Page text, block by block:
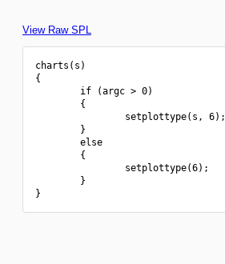
View Raw SPL
charts(s)
{
        if (argc > 0)
        {
                setplottype(s, 6);
        }
        else
        {
                setplottype(6);
        }